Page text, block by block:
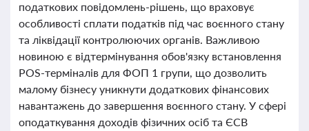
податкових повідомлень-рішень, що враховує
особливості сплати податків під час воєнного стану
та ліквідації контролюючих органів. Важливою
новиною є відтермінування обов'язку встановлення
POS-терміналів для ФОП 1 групи, що дозволить
малому бізнесу уникнути додаткових фінансових
навантажень до завершення воєнного стану. У сфері
оподаткування доходів фізичних осіб та ЄСВ